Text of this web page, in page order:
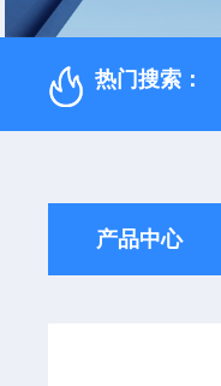
热门搜索：
产品中心